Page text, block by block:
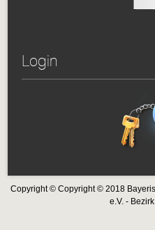
Login
Copyright © Copyright © 2018
e.V. -